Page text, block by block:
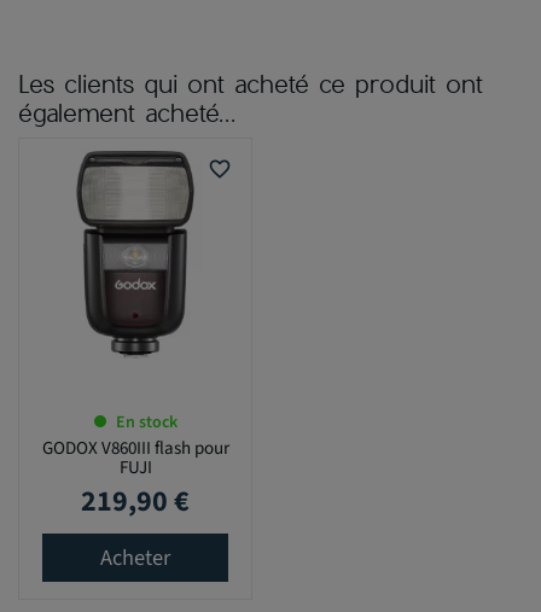
Les clients qui ont acheté ce produit ont
également acheté...
favorite_border
En stock
GODOX V860III flash pour
FUJI
Prix
219,90 €
Acheter